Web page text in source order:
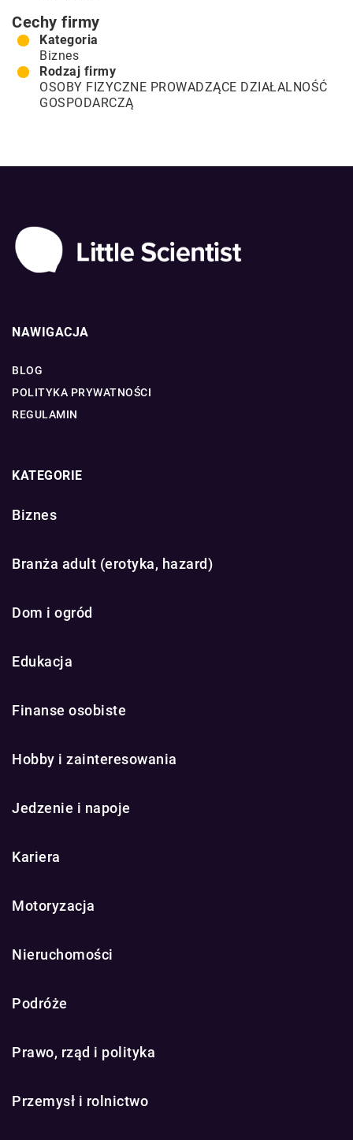
Cechy firmy
Kategoria
Biznes
Rodzaj firmy
OSOBY FIZYCZNE PROWADZĄCE DZIAŁALNOŚĆ
GOSPODARCZĄ
NAWIGACJA
BLOG
POLITYKA PRYWATNOŚCI
REGULAMIN
KATEGORIE
Biznes
Branża adult (erotyka, hazard)
Dom i ogród
Edukacja
Finanse osobiste
Hobby i zainteresowania
Jedzenie i napoje
Kariera
Motoryzacja
Nieruchomości
Podróże
Prawo, rząd i polityka
Przemysł i rolnictwo